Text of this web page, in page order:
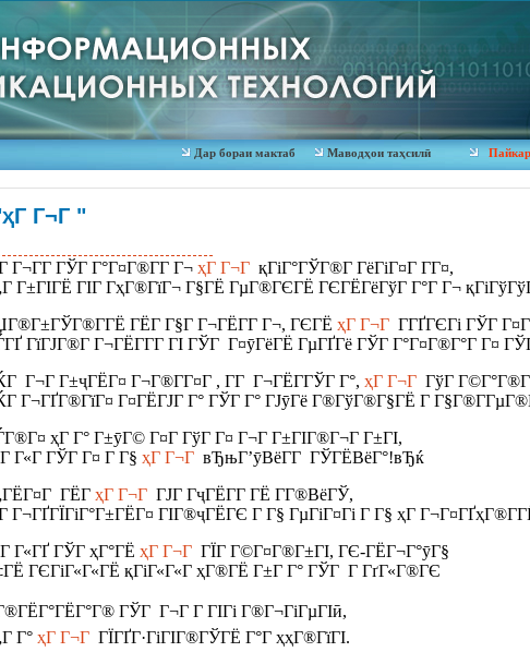
Маводҳои таҳсилӣ
Дар бораи мактаб
Г¬Г "
Г¬Г­Г ГЎГ Г°Г¤Г®Г­Г Г¬ ҳГ Г¬Г қГіГ°ГЎГ®Г­ ГёГіГ¤Г Г­Г¤,
Г±ГІГЁ ГІГ Г­ҳГ®ГїГ¬ Г§ГЁ ГµГ®ГЄГЁ ГЄГЁГёГўГ Г°Г Г¬
ГЁГ­ Г§Г Г¬ГЁГ­Г Г¬, ГЄГЁ ҳГ Г¬Г Г­ГҐГЄГі ГЎГ
ГїГЈГ®Г­ Г¬ГЁГ­Г­Г ГІ ГЎГ Г¤ӯГёГЁ ГµГҐГё ГЎГ Г°Г¤Г®Г°Г Г¤
Г¬Г Г±ҷГЁГ¤ Г¬Г®Г­Г¤Г , Г­Г Г¬ГЁГ­ГЎГ Г°, ҳГ Г¬Г ГўГ
Г¬ГҐГ®ГїГ¤ Г¤ГЁГЈГ Г° ГЎГ Г° ГЈӯГё Г®ГўГ®Г§ГЁ Г
ҳГ Г° Г±ӯГ© Г¤Г ГўГ Г¤ Г¬Г Г±ГІГ®Г¬Г Г±ГІ,
Г«Г ГЎГ Г¤ Г Г§ ҳГ Г¬Г вЂњГ’ӯВёГ­Г ГЎГЁВёГ°!вЂќ
ГЁГ­ ҳГ Г¬Г ГЈГ Г­ҷГЁГ­Г ГЁ Г­Г®ВёГЎ,
Г¬ГҐГЇГіГ°Г±ГЁГ¤ ГІГ®ҷГЁГЄ Г Г§ ГµГіГ¤Гі Г Г§ ҳГ
Г«ГҐ ГЎГ ҳГ°ГЁ ҳГ Г¬Г ГЇГ Г©Г¤Г®Г±ГІ, ГЄ-ГЁГ¬Г°ӯГ§
ГЄГіГ«Г«ГЁ қГіГ«Г«Г ҳГ®ГЁ Г±Г Г° ГЎГ Г ГґГ«Г®ГЄ
ГЎГ Г¬Г Г­ ГІГі Г®Г¬ГіГµГІӣ,
Г° ҳГ Г¬Г ГЇГҐГ·ГіГІГ®ГЎГЁ Г°Г ҳҳГ®ГїГІ.